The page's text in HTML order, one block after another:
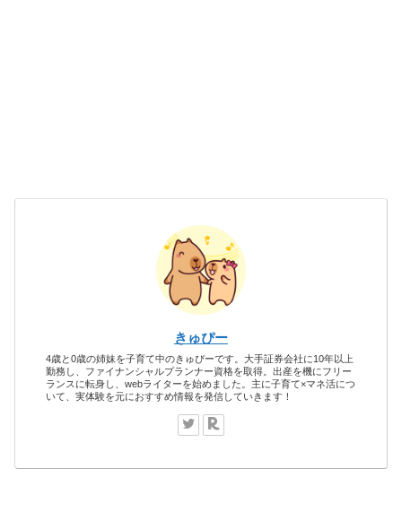
きゅぴー
4歳と0歳の姉妹を子育て中のきゅぴーです。大手証券会社に10年以上
勤務し、ファイナンシャルプランナー資格を取得。出産を機にフリー
ランスに転身し、webライターを始めました。主に子育て×マネ活につ
いて、実体験を元におすすめ情報を発信していきます！